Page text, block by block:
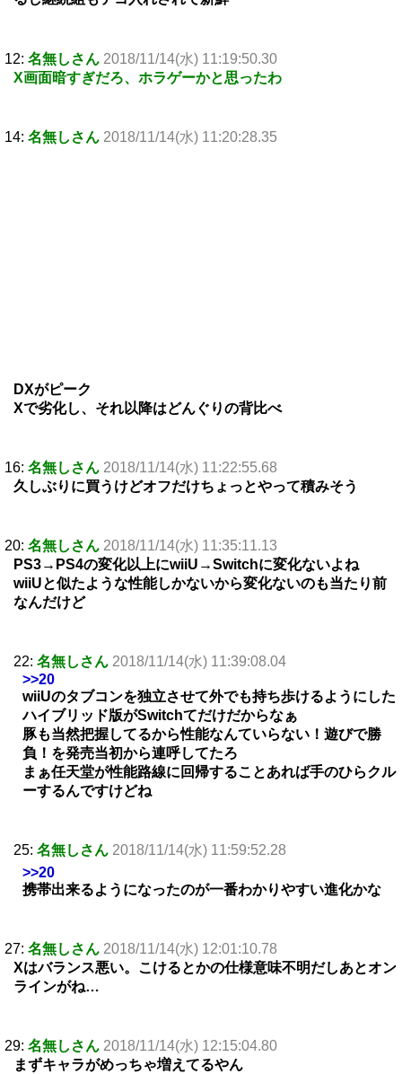
12: 名無しさん 2018/11/14(水) 11:19:50.30
X画面暗すぎだろ、ホラゲーかと思ったわ
14: 名無しさん 2018/11/14(水) 11:20:28.35
DXがピーク
Xで劣化し、それ以降はどんぐりの背比べ
16: 名無しさん 2018/11/14(水) 11:22:55.68
久しぶりに買うけどオフだけちょっとやって積みそう
20: 名無しさん 2018/11/14(水) 11:35:11.13
PS3→PS4の変化以上にwiiU→Switchに変化ないよね
wiiUと似たような性能しかないから変化ないのも当たり前
なんだけど
22: 名無しさん 2018/11/14(水) 11:39:08.04
>>20
wiiUのタブコンを独立させて外でも持ち歩けるようにした
ハイブリッド版がSwitchてだけだからなぁ
豚も当然把握してるから性能なんていらない！遊びで勝
負！を発売当初から連呼してたろ
まぁ任天堂が性能路線に回帰することあれば手のひらクル
ーするんですけどね
25: 名無しさん 2018/11/14(水) 11:59:52.28
>>20
携帯出来るようになったのが一番わかりやすい進化かな
27: 名無しさん 2018/11/14(水) 12:01:10.78
Xはバランス悪い。こけるとかの仕様意味不明だしあとオン
ラインがね…
29: 名無しさん 2018/11/14(水) 12:15:04.80
まずキャラがめっちゃ増えてるやん